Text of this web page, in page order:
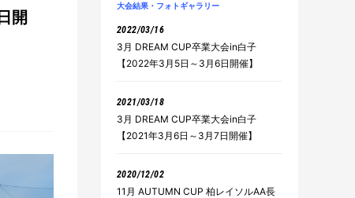
開
大会結果・フォトギャラリー
2022/03/16
3月 DREAM CUP卒業大会in白子
【2022年3月5日～3月6日開催】
2021/03/18
3月 DREAM CUP卒業大会in白子
【2021年3月6日～3月7日開催】
2020/12/02
11月 AUTUMN CUP 柏レイソルAA長